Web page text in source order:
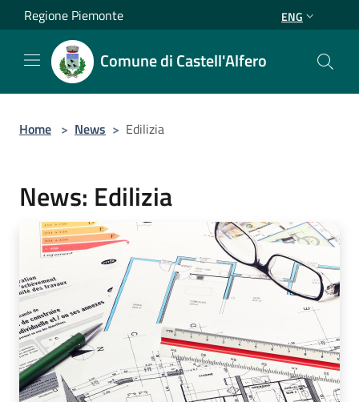
Salta al contenuto principale
Regione Piemonte ENG
Comune di Castell'Alfero
Home > News > Edilizia
News: Edilizia